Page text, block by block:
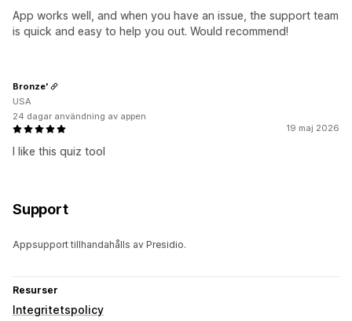
App works well, and when you have an issue, the support team
is quick and easy to help you out. Would recommend!
19 maj 2026
I like this quiz tool
Bronze'
USA
24 dagar användning av appen
Support
Appsupport tillhandahålls av Presidio.
Resurser
Integritetspolicy